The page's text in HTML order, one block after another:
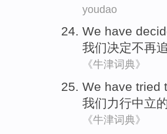
youdao
We have
我们决定不再
《牛津词典》
We have tried
我们力行中立
《牛津词典》